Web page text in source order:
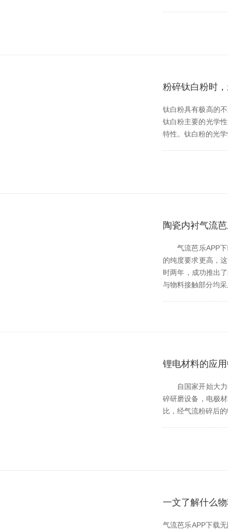
粉碎钛白粉时
钛白粉具有极高的不透
钛白粉主要的光学性
特性。钛白粉的光
陶瓷内衬气流
气流芭乐APP下载
的纯度要求更高，
时两年，成功推出
与物料接触部分均
锂电材料的应
自国家开始大力推
碎研磨设备，电极
比，经气流粉碎后
一文了解什么
气流芭乐APP下载